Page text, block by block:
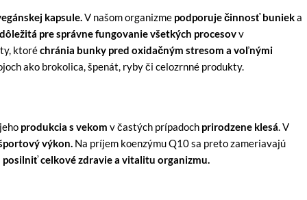
kapsule.V našom organizme podporuje činnosť bunieka
dôležitá pre správne fungovanie všetkých procesovv
ktoréchránia bunky pred oxidačným stresom a voľnými
ako brokolica, špenát, ryby či celozrnné produkty.
produkcia s vekom v častých prípadoch prirodzene klesá. V
výkon. Na príjem koenzýmu Q10 sa preto zameriavajú
celkové zdravie a vitalitu organizmu.